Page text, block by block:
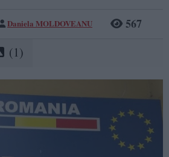
Daniela MOLDOVEANU 567
(1)